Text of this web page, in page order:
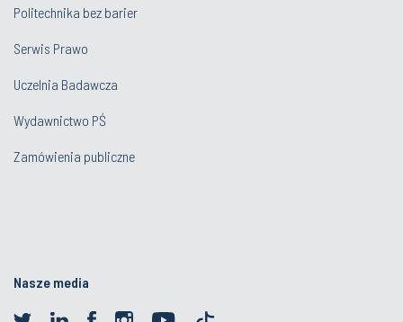
Politechnika bez barier
Serwis Prawo
Uczelnia Badawcza
Wydawnictwo PŚ
Zamówienia publiczne
Nasze media